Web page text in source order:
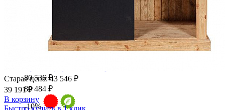
80 536 ₽
89 484 ₽
-10%
Старая цена:43 546 ₽
39 191 ₽
В корзину